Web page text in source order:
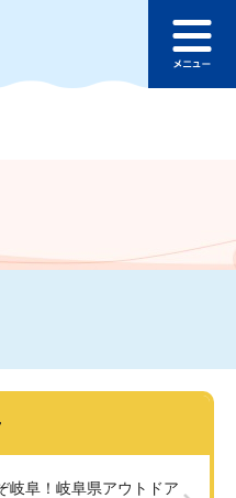
本文へ
ュ
岐阜！岐阜県アウトドア